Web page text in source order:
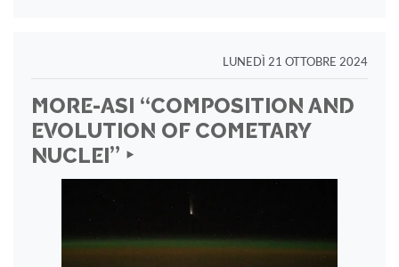
LUNEDÌ 21 OTTOBRE 2024
MORE-ASI “COMPOSITION AND
EVOLUTION OF COMETARY
NUCLEI” ‣